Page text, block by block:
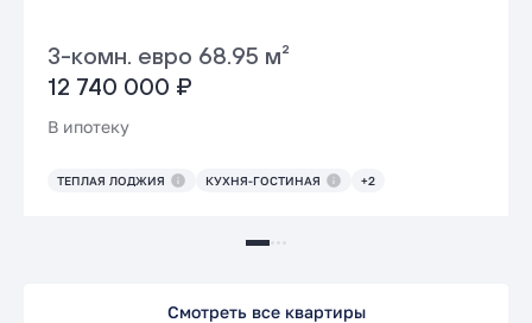
3-комн. евро 68.95 м²
12 740 000 ₽
В ипотеку
ТЕПЛАЯ ЛОДЖИЯ КУХНЯ-ГОСТИНАЯ +2
Смотреть все квартиры